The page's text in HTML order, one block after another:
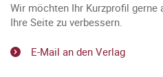
Wir möchten Ihr Kurzprofil
Ihre Seite zu verbessern.
E-Mail an den Verlag